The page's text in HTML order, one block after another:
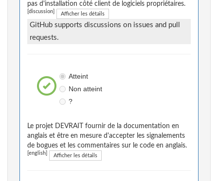
pas d'installation côté client de logiciels propriétaires.
[discussion] Afficher les détails
GitHub supports discussions on issues and pull
requests.
Atteint
Non atteint
?
Le projet DEVRAIT fournir de la documentation en
anglais et être en mesure d'accepter les signalements
de bogues et les commentaires sur le code en anglais.
[english] Afficher les détails